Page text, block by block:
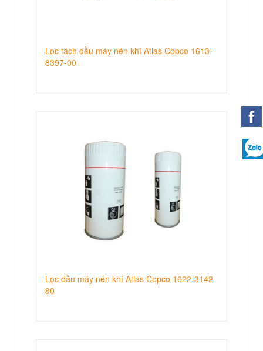
Lọc tách dầu máy nén khí Atlas Copco 1613-
8397-00
Lọc dầu máy nén khí Atlas Copco 1622-3142-
80